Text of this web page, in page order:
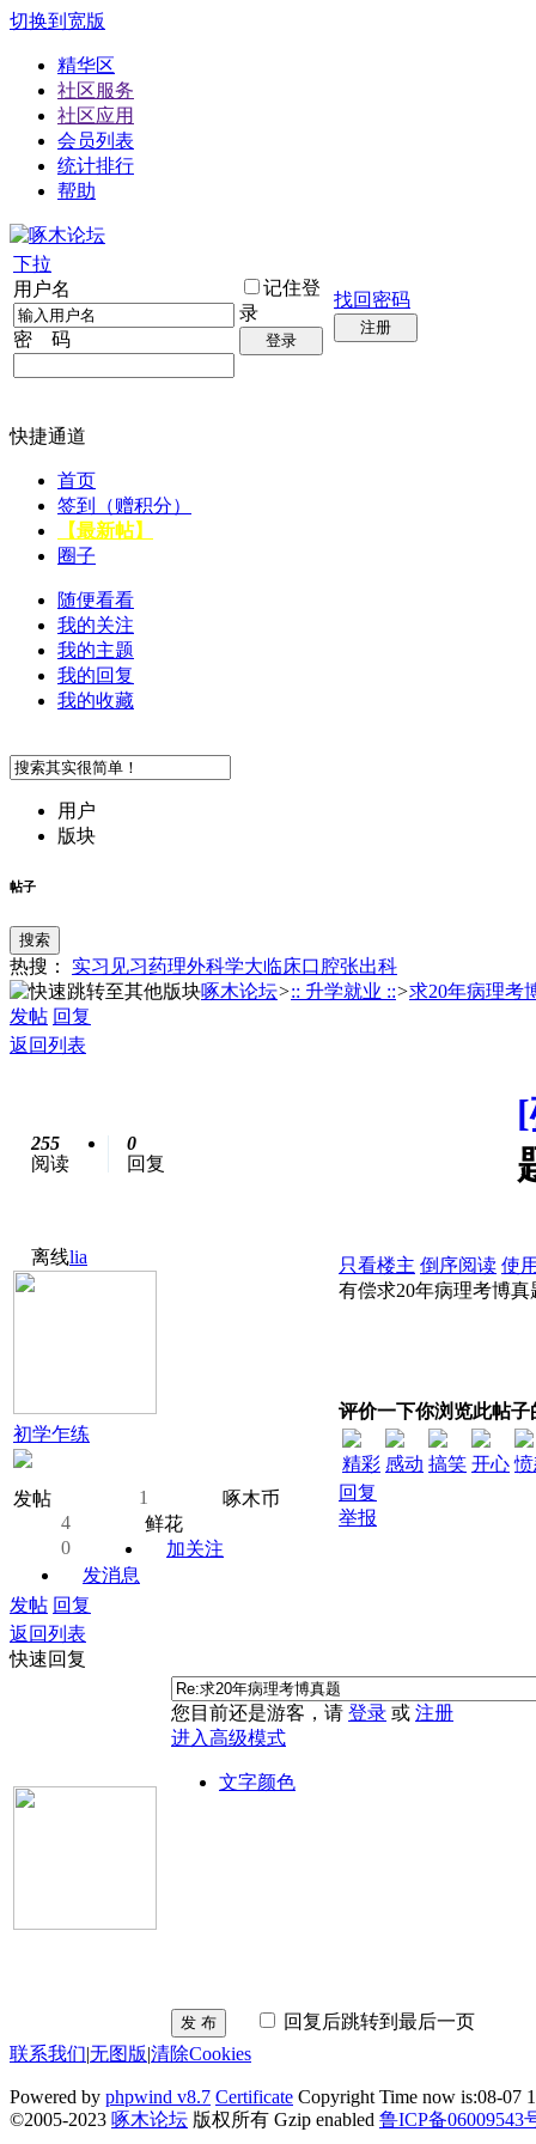
切换到宽版
精华区
社区服务
社区应用
会员列表
统计排行
帮助
下拉
用户名
密 码
记住登
录
登录
找回密码
注册
快捷通道
首页
签到（赠积分）
【最新帖】
圈子
随便看看
我的关注
我的主题
我的回复
我的收藏
用户
版块
帖子
搜索
热搜： 实习 见习药理外科学大临床口腔张出科
啄木论坛>:: 升学就业 ::>求20年病理考
发帖 回复
返回列表
255
阅读
0
回复
离线lia
初学乍练
发帖 1
啄木币
4
鲜花
0
加关注
发消息
只看楼主 倒序阅读 使
有偿求20年病理考博真
评价一下你浏览此帖子
精彩 感动 搞笑 开心
回复
举报
发帖 回复
返回列表
快速回复
您目前还是游客，请 登录 或 注册
进入高级模式
文字颜色
发 布
回复后跳转到最后一页
联系我们|无图版|清除Cookies
Powered by phpwind v8.7 Certificate Copyright Time now is:08-07
©2005-2023 啄木论坛 版权所有 Gzip enabled 鲁ICP备06009543